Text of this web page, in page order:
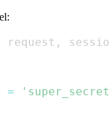
request ,
=